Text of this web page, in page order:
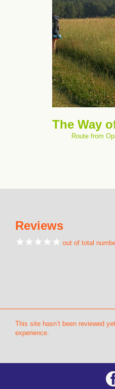
The Way
Route from
Reviews
out of total
This site hasn’t been reviewed
experience.